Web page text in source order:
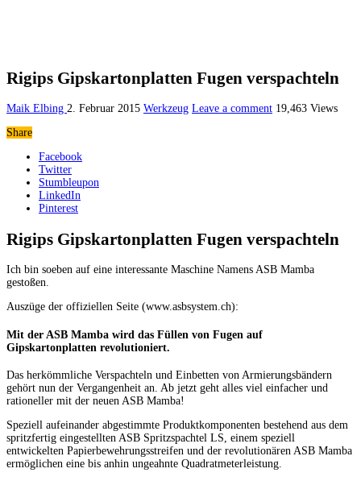
Rigips Gipskartonplatten Fugen verspachteln
Maik Elbing 2. Februar 2015 Werkzeug Leave a comment 19,463 Views
Share
Facebook
Twitter
Stumbleupon
LinkedIn
Pinterest
Rigips Gipskartonplatten Fugen verspachteln
Ich bin soeben auf eine interessante Maschine Namens ASB Mamba
gestoßen.
Auszüge der offiziellen Seite (www.asbsystem.ch):
Mit der ASB Mamba wird das Füllen von Fugen auf
Gipskartonplatten revolutioniert.
Das herkömmliche Verspachteln und Einbetten von Armierungsbändern
gehört nun der Vergangenheit an. Ab jetzt geht alles viel einfacher und
rationeller mit der neuen ASB Mamba!
Speziell aufeinander abgestimmte Produktkomponenten bestehend aus dem
spritzfertig eingestellten ASB Spritzspachtel LS, einem speziell
entwickelten Papierbewehrungsstreifen und der revolutionären ASB Mamba
ermöglichen eine bis anhin ungeahnte Quadratmeterleistung.